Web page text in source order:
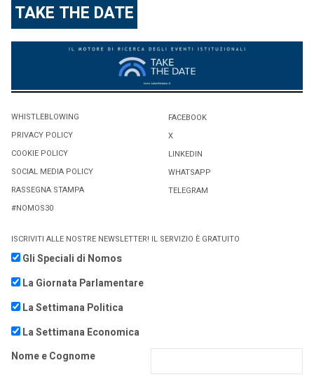
TAKE THE DATE
WHISTLEBLOWING
PRIVACY POLICY
COOKIE POLICY
SOCIAL MEDIA POLICY
RASSEGNA STAMPA
#NOMOS30
FACEBOOK
X
LINKEDIN
WHATSAPP
TELEGRAM
ISCRIVITI ALLE NOSTRE NEWSLETTER! IL SERVIZIO È GRATUITO
Gli Speciali di Nomos
La Giornata Parlamentare
La Settimana Politica
La Settimana Economica
Nome e Cognome